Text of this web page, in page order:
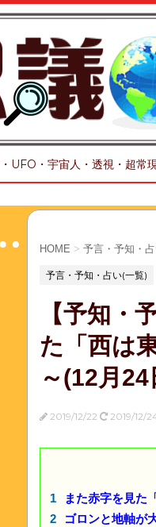
UFO・宇宙人・透視・超常
HOME > 予言・予知・
予言・予知・占い(一覧)
【予知・
た「西は
～(12月
2019/12/22 2019/12/
また赤字を見た
ゴロンと地軸が